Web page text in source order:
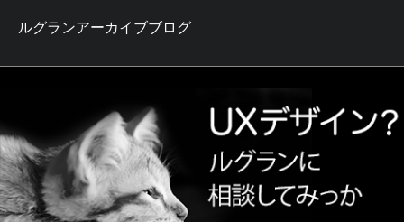
ルグランアーカイブブログ